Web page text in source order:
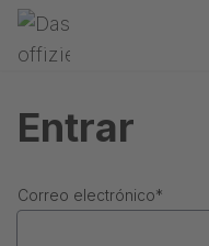
Saltar navegación
Gerriets
Entrar
Correo electrónico*